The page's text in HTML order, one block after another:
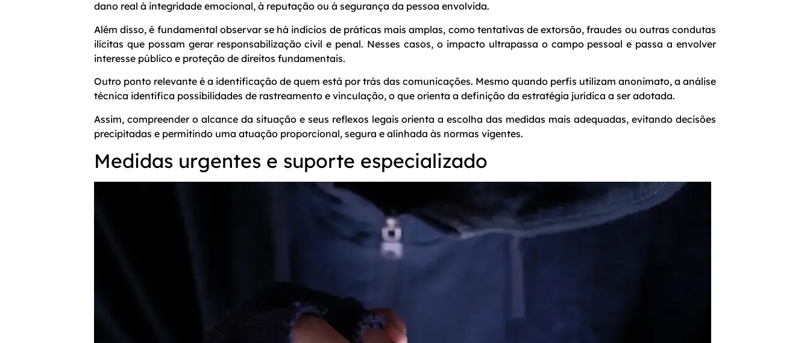
dano real à integridade emocional, à reputação ou à segurança da pessoa envolvida.
Além disso, é fundamental observar se há indícios de práticas mais amplas, como tentativas de extorsão, fraudes ou outras condutas
ilícitas que possam gerar responsabilização civil e penal. Nesses casos, o impacto ultrapassa o campo pessoal e passa a envolver
interesse público e proteção de direitos fundamentais.
Outro ponto relevante é a identificação de quem está por trás das comunicações. Mesmo quando perfis utilizam anonimato, a análise
técnica identifica possibilidades de rastreamento e vinculação, o que orienta a definição da estratégia jurídica a ser adotada.
Assim, compreender o alcance da situação e seus reflexos legais orienta a escolha das medidas mais adequadas, evitando decisões
precipitadas e permitindo uma atuação proporcional, segura e alinhada às normas vigentes.
Medidas urgentes e suporte especializado